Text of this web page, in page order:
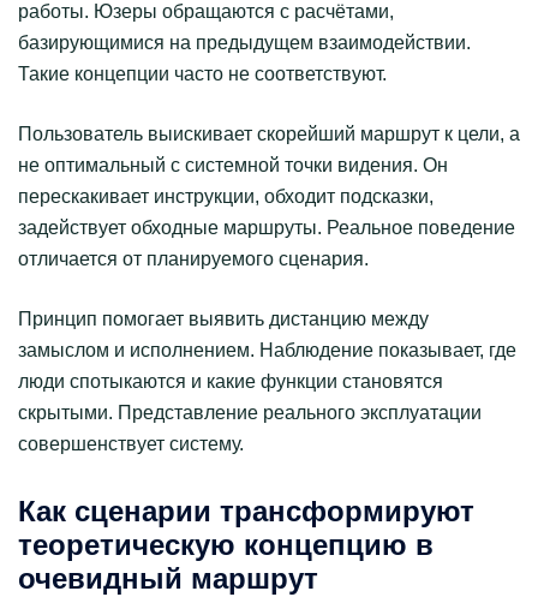
работы. Юзеры обращаются с расчётами,
базирующимися на предыдущем взаимодействии.
Такие концепции часто не соответствуют.
Пользователь выискивает скорейший маршрут к цели, а
не оптимальный с системной точки видения. Он
перескакивает инструкции, обходит подсказки,
задействует обходные маршруты. Реальное поведение
отличается от планируемого сценария.
Принцип помогает выявить дистанцию между
замыслом и исполнением. Наблюдение показывает, где
люди спотыкаются и какие функции становятся
скрытыми. Представление реального эксплуатации
совершенствует систему.
Как сценарии трансформируют
теоретическую концепцию в
очевидный маршрут